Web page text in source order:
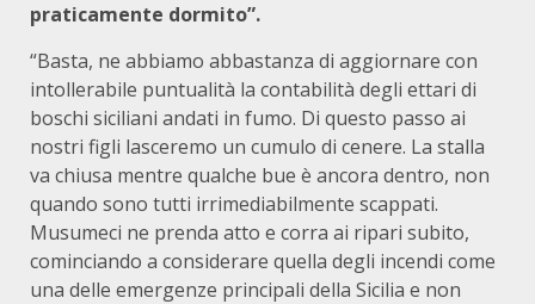
praticamente dormito”.
“Basta, ne abbiamo abbastanza di aggiornare con
intollerabile puntualità la contabilità degli ettari di
boschi siciliani andati in fumo. Di questo passo ai
nostri figli lasceremo un cumulo di cenere. La stalla
va chiusa mentre qualche bue è ancora dentro, non
quando sono tutti irrimediabilmente scappati.
Musumeci ne prenda atto e corra ai ripari subito,
cominciando a considerare quella degli incendi come
una delle emergenze principali della Sicilia e non